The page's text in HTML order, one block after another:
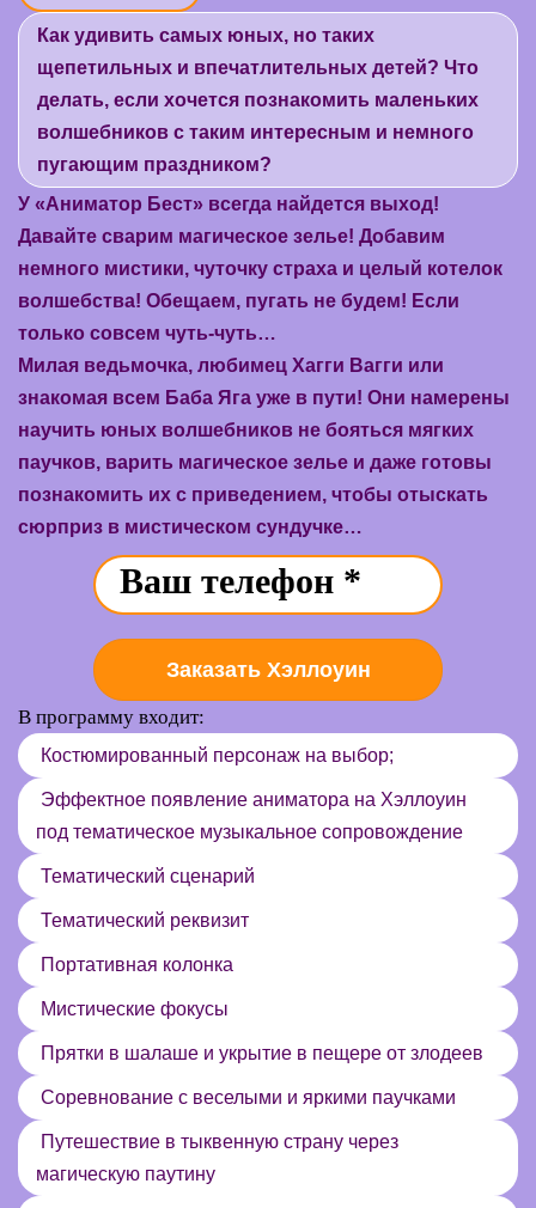
Как удивить самых юных, но таких
щепетильных и впечатлительных детей? Что
делать, если хочется познакомить маленьких
волшебников с таким интересным и немного
пугающим праздником?
У «Аниматор Бест» всегда найдется выход!
Давайте сварим магическое зелье! Добавим
немного мистики, чуточку страха и целый котелок
волшебства! Обещаем, пугать не будем! Если
только совсем чуть-чуть…
Милая ведьмочка, любимец Хагги Вагги или
знакомая всем Баба Яга уже в пути! Они намерены
научить юных волшебников не бояться мягких
паучков, варить магическое зелье и даже готовы
познакомить их с приведением, чтобы отыскать
сюрприз в мистическом сундучке…
Заказать Хэллоуин
В программу входит:
Костюмированный персонаж на выбор;
Эффектное появление аниматора на Хэллоуин
под тематическое музыкальное сопровождение
Тематический сценарий
Тематический реквизит
Портативная колонка
Мистические фокусы
Прятки в шалаше и укрытие в пещере от злодеев
Соревнование с веселыми и яркими паучками
Путешествие в тыквенную страну через
магическую паутину